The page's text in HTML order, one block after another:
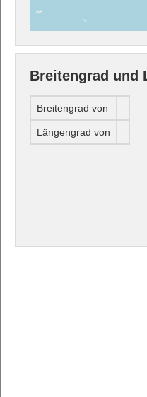
Breitengrad und
Breitengrad von
Längengrad von